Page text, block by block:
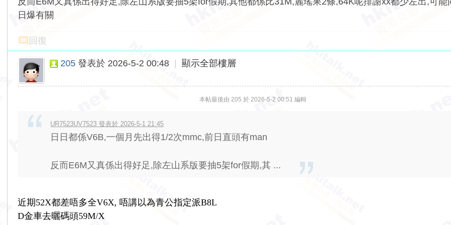
日爆有關
回復
205 發表於 2026-5-2 00:48 顯示全部樓層
本帖最後由 205 於 2026-5-2 00:51 編輯
UR7523UV7523 發表於 2026-5-1 21:45
日日都係V6B,一個月先出得1/2次mmc,前日直頭有man
反而E6M又真係出得好足,除左山系版要抽5架for假期,其 ...
近期52X都差唔多全V6X, 唔講以為青公指定派B8L
D金車去曬碼頭59M/X